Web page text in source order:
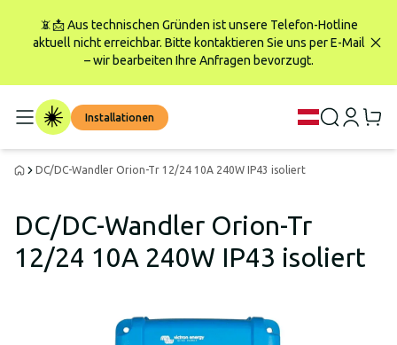
📵📩 Aus technischen Gründen ist unsere Telefon-Hotline
aktuell nicht erreichbar. Bitte kontaktieren Sie uns per E-Mail
– wir bearbeiten Ihre Anfragen bevorzugt.
Installationen
DC/DC-Wandler Orion-Tr 12/24 10A 240W IP43 isoliert
DC/DC-Wandler Orion-Tr
12/24 10A 240W IP43 isoliert